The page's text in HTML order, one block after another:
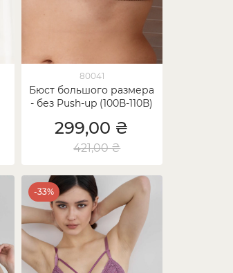
80041
Бюст большого размера
- без Push-up (100В-110В)
299,00 ₴
421,00 ₴
-33%